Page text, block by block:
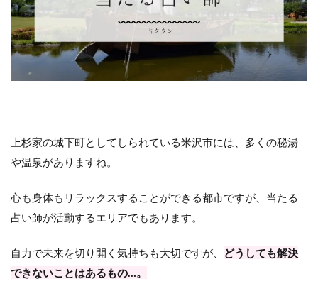
上杉家の城下町としてしられている米沢市には、多くの秘湯
や温泉がありますね。
心も身体もリラックスすることができる都市ですが、当たる
占い師が活動するエリアでもあります。
自力で未来を切り開く気持ちも大切ですが、
どうしても解決
できないことはあるもの…。